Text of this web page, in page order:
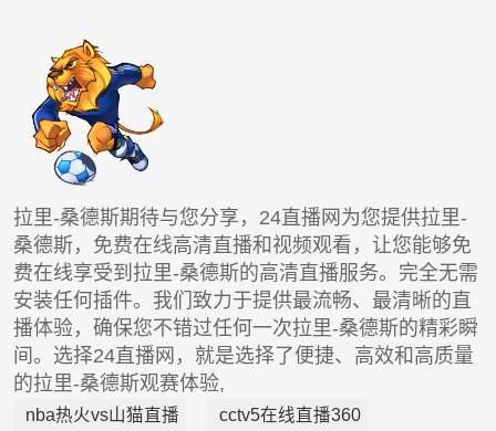
拉里-桑德斯期待与您分享，24直播网为您提供拉里-
桑德斯，免费在线高清直播和视频观看，让您能够免
费在线享受到拉里-桑德斯的高清直播服务。完全无需
安装任何插件。我们致力于提供最流畅、最清晰的直
播体验，确保您不错过任何一次拉里-桑德斯的精彩瞬
间。选择24直播网，就是选择了便捷、高效和高质量
的拉里-桑德斯观赛体验,
nba热火vs山猫直播 cctv5在线直播360